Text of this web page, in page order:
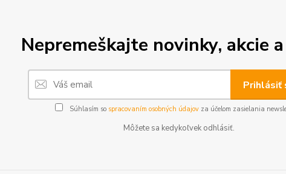
Nepremeškajte novinky, akcie
Prihlásiť
Súhlasím so spracovaním osobných údajovza účelom zasielania
Môžete sa kedykoľvek odhlásiť.